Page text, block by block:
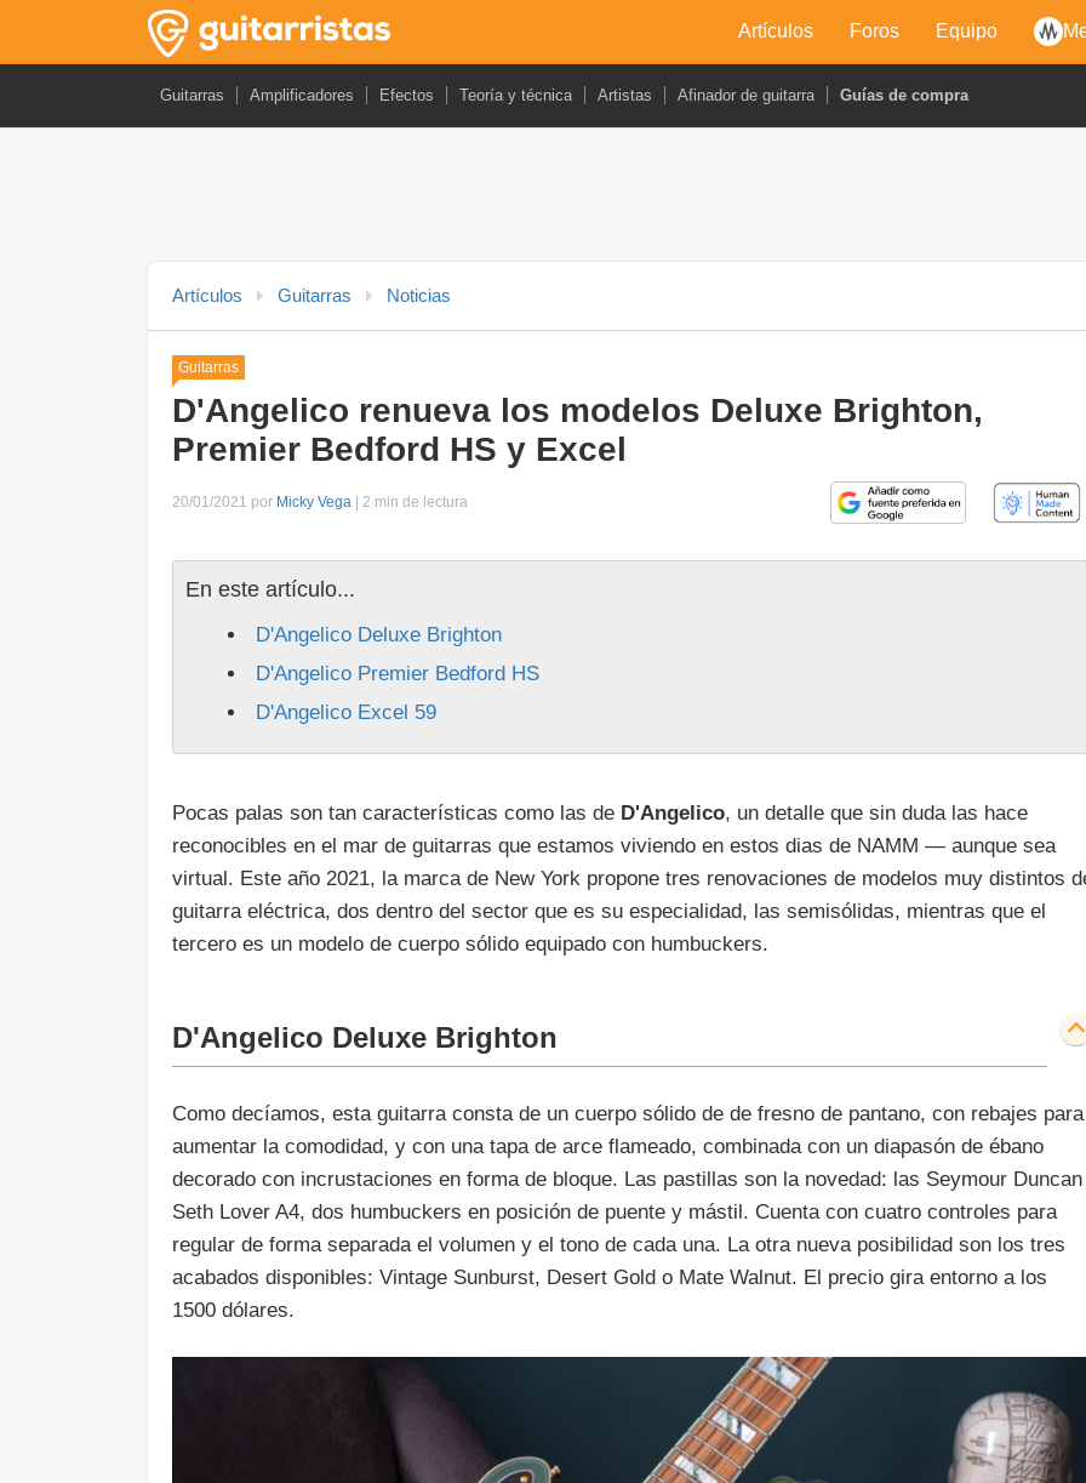
Artículos Foros Equipo
Guitarras Amplificadores Efectos Teoría y técnica Artistas Afinador de guitarra Guías de compra
Artículos Guitarras Noticias
Guitarras
D'Angelico renueva los modelos Deluxe Brighton,
Premier Bedford HS y Excel
20/01/2021 por Micky Vega | 2 min de lectura
En este artículo...
D'Angelico Deluxe Brighton
D'Angelico Premier Bedford HS
D'Angelico Excel 59
Pocas palas son tan características como las de D'Angelico, un detalle que sin duda las hace
reconocibles en el mar de guitarras que estamos viviendo en estos dias de NAMM — aunque sea
virtual. Este año 2021, la marca de New York propone tres renovaciones de modelos muy distintos
guitarra eléctrica, dos dentro del sector que es su especialidad, las semisólidas, mientras que el
tercero es un modelo de cuerpo sólido equipado con humbuckers.
D'Angelico Deluxe Brighton
Como decíamos, esta guitarra consta de un cuerpo sólido de de fresno de pantano, con rebajes para
aumentar la comodidad, y con una tapa de arce flameado, combinada con un diapasón de ébano
decorado con incrustaciones en forma de bloque. Las pastillas son la novedad: las Seymour Duncan
Seth Lover A4, dos humbuckers en posición de puente y mástil. Cuenta con cuatro controles para
regular de forma separada el volumen y el tono de cada una. La otra nueva posibilidad son los tres
acabados disponibles: Vintage Sunburst, Desert Gold o Mate Walnut. El precio gira entorno a los
1500 dólares.